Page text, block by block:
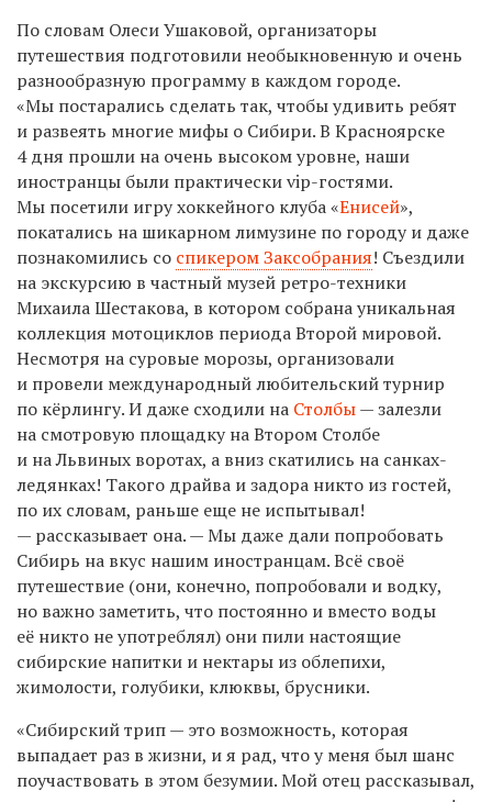
По словам Олеси Ушаковой, организаторы
путешествия подготовили необыкновенную и очень
разнообразную программу в каждом городе.
«Мы постарались сделать так, чтобы удивить ребят
и развеять многие мифы о Сибири. В Красноярске
4 дня прошли на очень высоком уровне, наши
иностранцы были практически vip-гостями.
Мы посетили игру хоккейного клуба «Енисей»,
покатались на шикарном лимузине по городу и даже
познакомились со спикером Заксобрания! Съездили
на экскурсию в частный музей ретро-техники
Михаила Шестакова, в котором собрана уникальная
коллекция мотоциклов периода Второй мировой.
Несмотря на суровые морозы, организовали
и провели международный любительский турнир
по кёрлингу. И даже сходили на Столбы— залезли
на смотровую площадку на Втором Столбе
и на Львиных воротах, а вниз скатились на санках-
ледянках! Такого драйва и задора никто из гостей,
по их словам, раньше еще не испытывал!
— рассказывает она. — Мы даже дали попробовать
Сибирь на вкус нашим иностранцам. Всё своё
путешествие (они, конечно, попробовали и водку,
но важно заметить, что постоянно и вместо воды
её никто не употреблял) они пили настоящие
сибирские напитки и нектары из облепихи,
жимолости, голубики, клюквы, брусники.
«Сибирский трип — это возможность, которая
выпадает раз в жизни, и я рад, что у меня был шанс
поучаствовать в этом безумии. Мой отец рассказывал,